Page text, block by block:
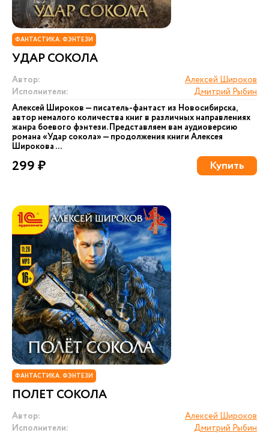
ФАНТАСТИКА. ФЭНТЕЗИ
УДАР СОКОЛА
Автор:
Алексей Широков
Исполнители:
Дмитрий Рыбин
Алексей Широков — писатель-фантаст из Новосибирска,
автор немалого количества книг в различных направлениях
жанра боевого фэнтези. Представляем вам аудиоверсию
романа «Удар сокола» — продолжения книги Алексея
Широкова ...
299 ₽ Купить
ФАНТАСТИКА. ФЭНТЕЗИ
ПОЛЕТ СОКОЛА
Автор:
Алексей Широков
Исполнители:
Дмитрий Рыбин